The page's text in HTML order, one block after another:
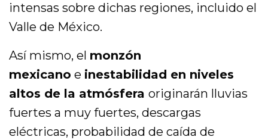
intensas sobre dichas regiones, incluido el
Valle de México.
Así mismo, el monzón
mexicano e inestabilidad en niveles
altos de la atmósferaoriginarán lluvias
fuertes a muy fuertes, descargas
eléctricas, probabilidad de caída de